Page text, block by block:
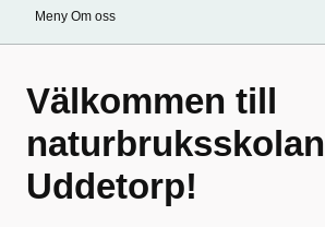
Meny Om oss
Välkommen till
naturbruksskolan
Uddetorp!